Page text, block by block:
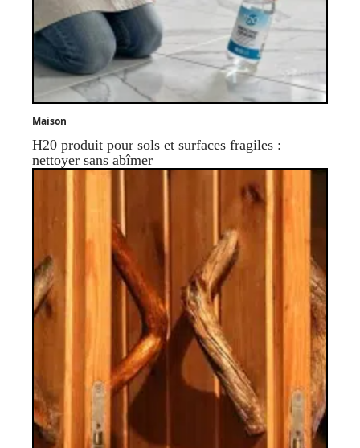
Maison
H20 produit pour sols et surfaces fragiles :
nettoyer sans abîmer